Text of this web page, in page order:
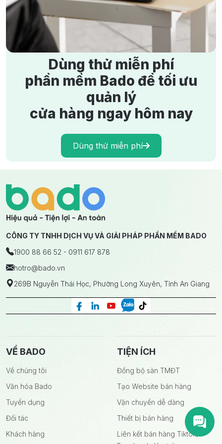
18/5/2026
Dùng thử miễn phí
phần mềm Bado để tối ưu
quản lý
cửa hàng ngay hôm nay
Dùng thử miễn phí
CÔNG TY TNHH DỊCH VỤ VÀ GIẢI PHÁP PHẦN MỀM BADO
1900 88 66 52 - 0911 617 878
hotro@bado.vn
269B Nguyễn Thái Học, Phường Long Xuyên, Tỉnh An Giang
VỀ BADO
Về chúng tôi
Văn hóa Bado
Tuyển dụng
Đối tác
Khách hàng
TIỆN ÍCH
Đồng bộ sàn TMĐT
Tạo Website bán hàng
Vận chuyển dễ dàng
Thiết bị bán hàng
Liên kết bán hàng Tiktok,